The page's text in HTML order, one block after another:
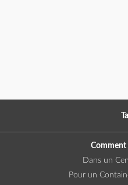
Comment
Dans un
Pour un